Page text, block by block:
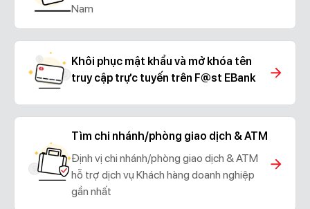
Nam
Khôi phục mật khẩu và mở khóa tên
truy cập trực tuyến trên F@st EBank
Tìm chi nhánh/phòng giao dịch & ATM
Định vị chi nhánh/phòng giao dịch & ATM
hỗ trợ dịch vụ Khách hàng doanh nghiệp
gần nhất